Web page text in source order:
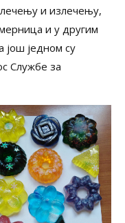
и излечењу,
и у другим
још једном су
Службе за